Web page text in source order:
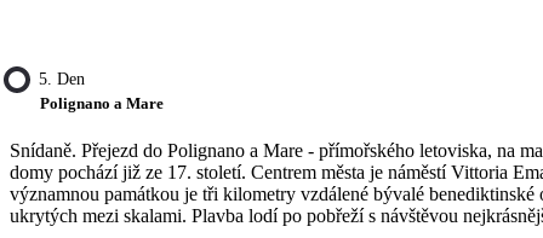
5. Den
Polignano a Mare
Snídaně. Přejezd do Polignano a Mare - přímořského letoviska, na
domy pochází již ze 17. století. Centrem města je náměstí Vittoria
významnou památkou je tři kilometry vzdálené bývalé
ukrytých mezi skalami. Plavba lodí po pobřeží s návštěvou